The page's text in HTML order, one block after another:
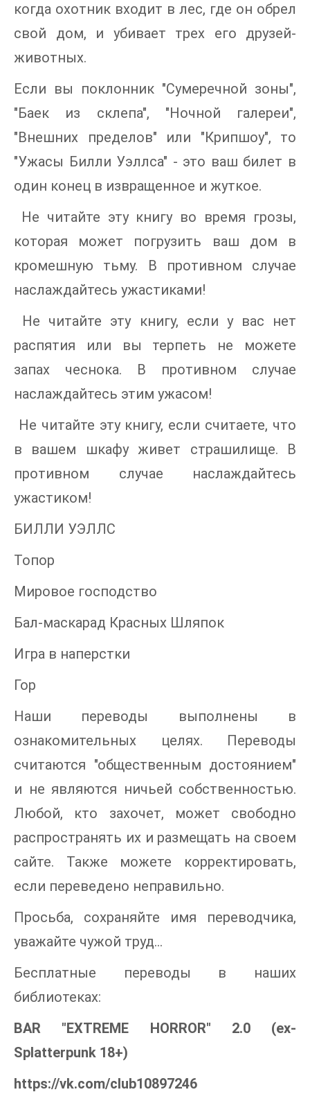
когда охотник входит в лес, где он обрел
свой дом, и убивает трех его друзей-
животных.
Если вы поклонник "Сумеречной зоны",
"Баек из склепа", "Ночной галереи",
"Внешних пределов" или "Крипшоу", то
"Ужасы Билли Уэллса" - это ваш билет в
один конец в извращенное и жуткое.
Не читайте эту книгу во время грозы,
которая может погрузить ваш дом в
кромешную тьму. В противном случае
наслаждайтесь ужастиками!
Не читайте эту книгу, если у вас нет
распятия или вы терпеть не можете
запах чеснока. В противном случае
наслаждайтесь этим ужасом!
Не читайте эту книгу, если считаете, что
в вашем шкафу живет страшилище. В
противном случае наслаждайтесь
ужастиком!
БИЛЛИ УЭЛЛС
Топор
Мировое господство
Бал-маскарад Красных Шляпок
Игра в наперстки
Гор
Наши переводы выполнены в
ознакомительных целях. Переводы
считаются "общественным достоянием"
и не являются ничьей собственностью.
Любой, кто захочет, может свободно
распространять их и размещать на своем
сайте. Также можете корректировать,
если переведено неправильно.
Просьба, сохраняйте имя переводчика,
уважайте чужой труд...
Бесплатные переводы в наших
библиотеках:
BAR "EXTREME HORROR" 2.0 (ex-
Splatterpunk 18+)
https://vk.com/club10897246